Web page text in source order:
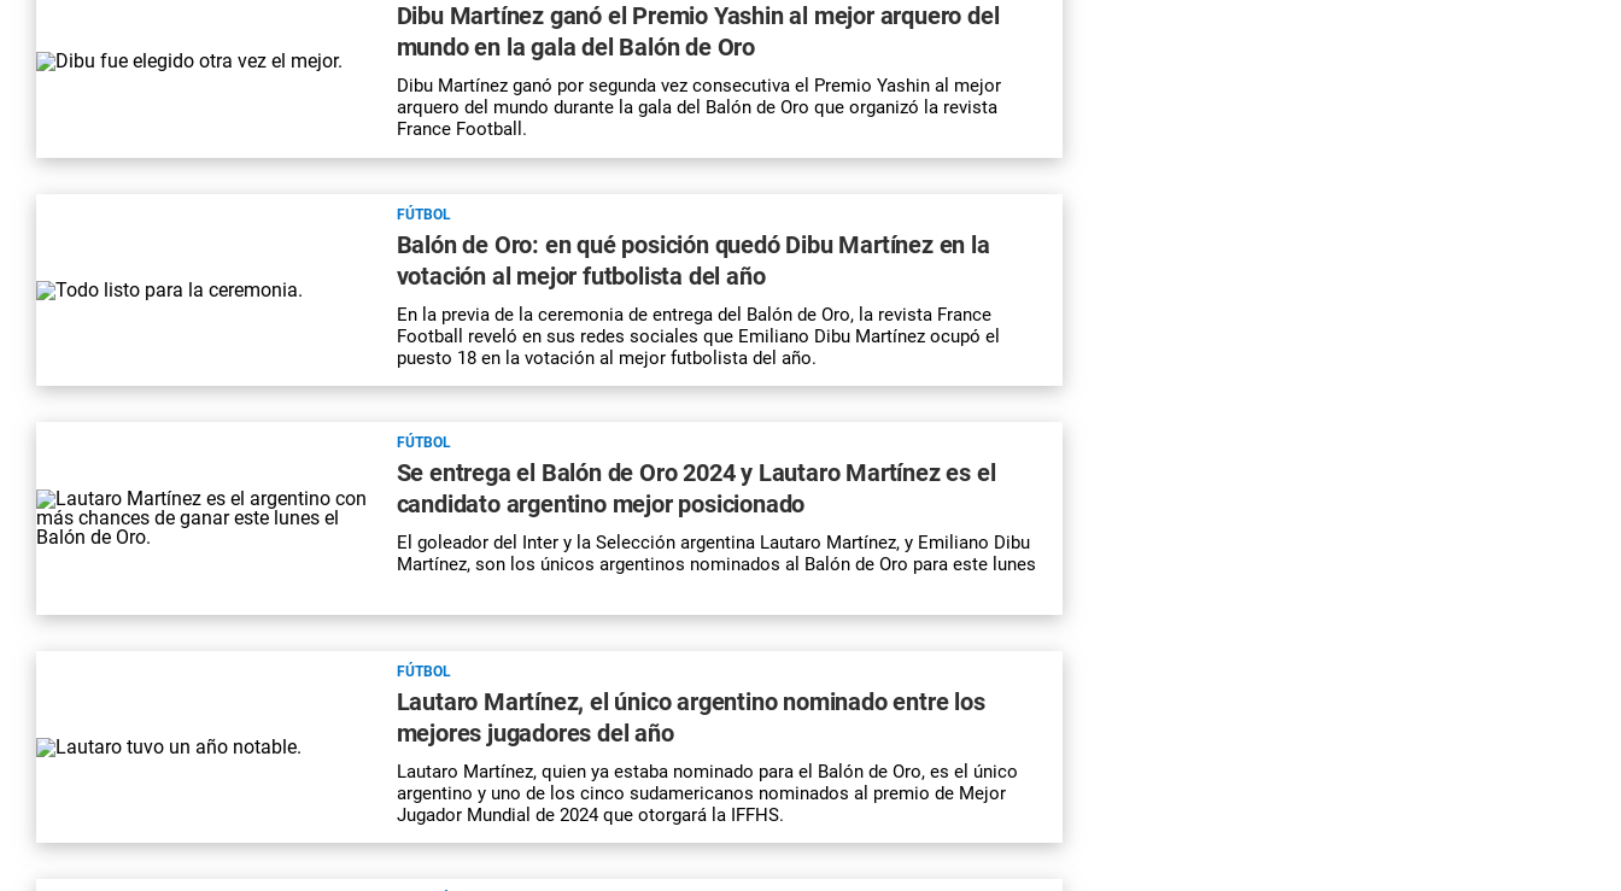
Dibu Martínez ganó el Premio Yashin al mejor arquero del
mundo en la gala del Balón de Oro
Dibu Martínez ganó por segunda vez consecutiva el Premio Yashin al mejor
arquero del mundo durante la gala del Balón de Oro que organizó la revista
France Football.
FÚTBOL
Balón de Oro: en qué posición quedó Dibu Martínez en la
votación al mejor futbolista del año
En la previa de la ceremonia de entrega del Balón de Oro, la revista France
Football reveló en sus redes sociales que Emiliano Dibu Martínez ocupó el
puesto 18 en la votación al mejor futbolista del año.
FÚTBOL
Se entrega el Balón de Oro 2024 y Lautaro Martínez es el
candidato argentino mejor posicionado
El goleador del Inter y la Selección argentina Lautaro Martínez, y Emiliano Dibu
Martínez, son los únicos argentinos nominados al Balón de Oro para este lunes
FÚTBOL
Lautaro Martínez, el único argentino nominado entre los
mejores jugadores del año
Lautaro Martínez, quien ya estaba nominado para el Balón de Oro, es el único
argentino y uno de los cinco sudamericanos nominados al premio de Mejor
Jugador Mundial de 2024 que otorgará la IFFHS.